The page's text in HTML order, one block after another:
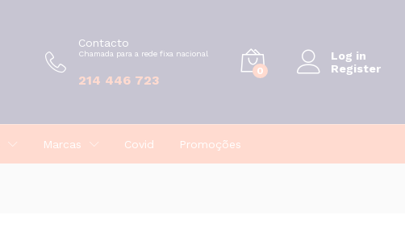
Contacto
Chamada para a rede fixa nacional
214 446 723
0
Log in
Register
Marcas Covid Promoções